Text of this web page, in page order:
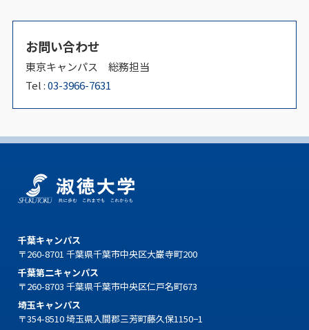
お問い合わせ
東京キャンパス 総務担当
Tel :03-3966-7631
千葉キャンパス
〒260-8701 千葉県千葉市中央区大巌寺町200
千葉第二キャンパス
〒260-8703 千葉県千葉市中央区仁戸名町673
埼玉キャンパス
〒354-8510 埼玉県入間郡三芳町藤久保1150−1